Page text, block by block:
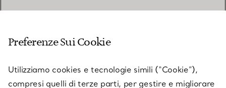
Preferenze Sui Cookie
Utilizziamo cookies e tecnologie simili (“Cookie”),
compresi quelli di terze parti, per gestire e migliorare